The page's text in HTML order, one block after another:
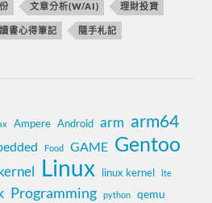
文章分析(W/AI) 理財投資
讀書心得筆記 隨手札記
Ampere Android arm arm64
Food GAME Gentoo
Linux linux kernel lte
Programming python qemu